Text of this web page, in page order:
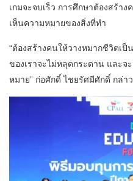
เกมจะจบเร็ว การศึกษาต้องสร้า
เห็นความหมายของสิ่งที่ทำ
“ต้องสร้างคนให้วางหมากชีวิตเ
ของเราจะไม่หลุดกระดาน และจ
หมาย” ก่อศักดิ์ ไชยรัศมีศักดิ์ กล่าว